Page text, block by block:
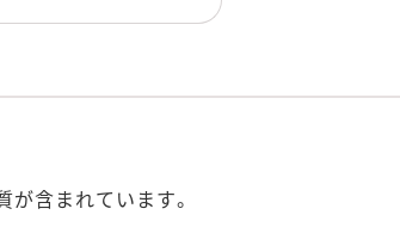
含まれています。